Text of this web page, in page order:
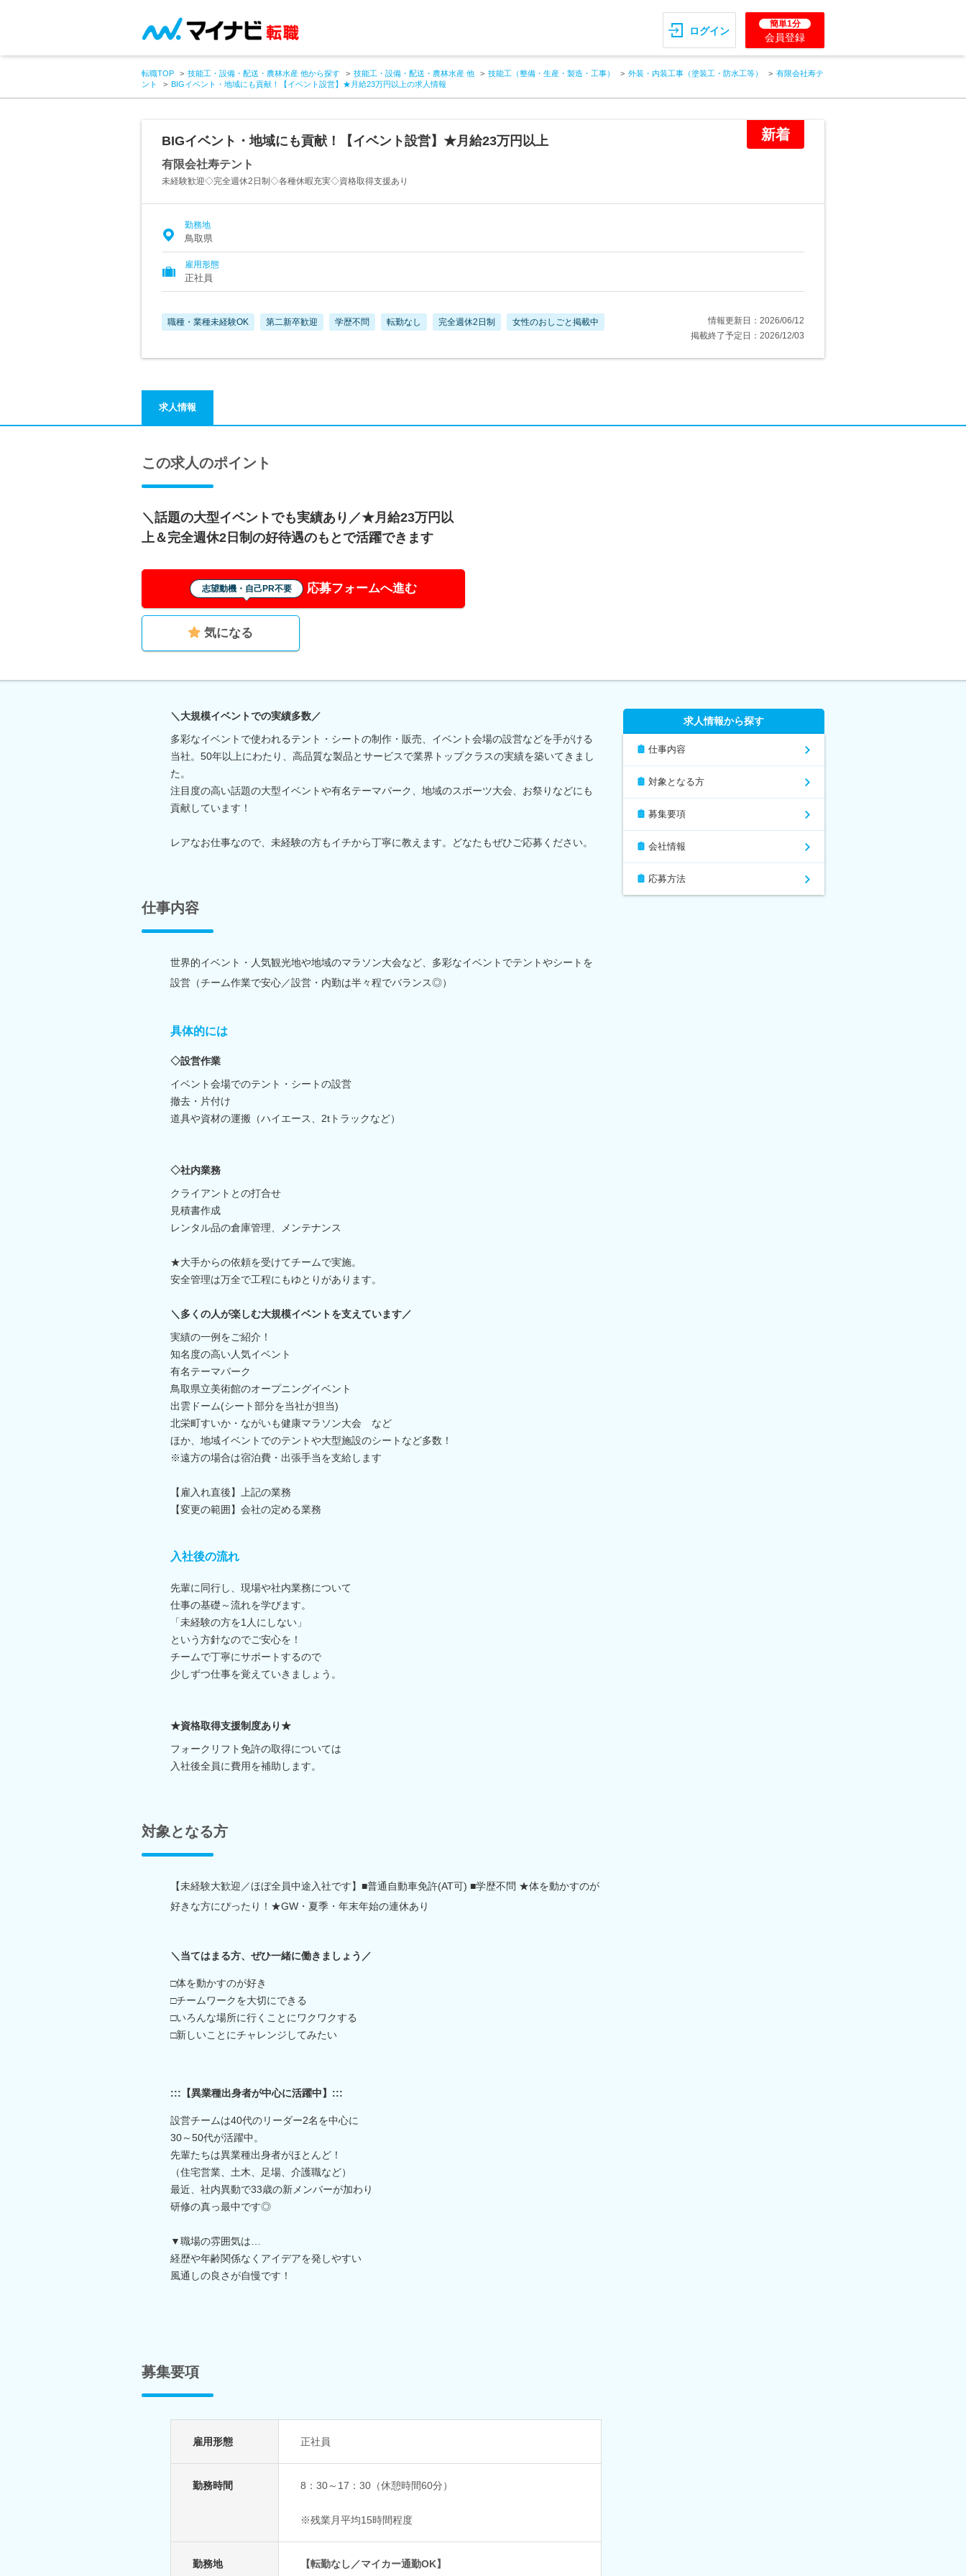
ログイン
簡単1分
会員登録
転職TOP 技能工・設備・配送・農林水産 他から探す 技能工・設備・配送・農林水産 他 技能工（整備・生産・製造・工事） 外装・内装工事（塗装工・防水工等）
有限会社寿テ
ント
BIGイベント・地域にも貢献！【イベント設営】★月給23万円以上の求人情報
新着
BIGイベント・地域にも貢献！【イベント設営】★月給23万円以上
有限会社寿テント
未経験歓迎◇完全週休2日制◇各種休暇充実◇資格取得支援あり
勤務地
鳥取県
雇用形態
正社員
職種・業種未経験OK 第二新卒歓迎 学歴不問 転勤なし 完全週休2日制 女性のおしごと掲載中
情報更新日：2026/06/12
掲載終了予定日：2026/12/03
求人情報
この求人のポイント
＼話題の大型イベントでも実績あり／★月給23万円以
上＆完全週休2日制の好待遇のもとで活躍できます
志望動機・自己PR不要 応募フォームへ進む
気になる
＼大規模イベントでの実績多数／
多彩なイベントで使われるテント・シートの制作・販売、イベント会場の設営などを手がける
当社。50年以上にわたり、高品質な製品とサービスで業界トップクラスの実績を築いてきまし
た。
注目度の高い話題の大型イベントや有名テーマパーク、地域のスポーツ大会、お祭りなどにも
貢献しています！
レアなお仕事なので、未経験の方もイチから丁寧に教えます。どなたもぜひご応募ください。
仕事内容
世界的イベント・人気観光地や地域のマラソン大会など、多彩なイベントでテントやシートを
設営（チーム作業で安心／設営・内勤は半々程でバランス◎）
具体的には
◇設営作業
イベント会場でのテント・シートの設営
撤去・片付け
道具や資材の運搬（ハイエース、2tトラックなど）
◇社内業務
クライアントとの打合せ
見積書作成
レンタル品の倉庫管理、メンテナンス
★大手からの依頼を受けてチームで実施。
安全管理は万全で工程にもゆとりがあります。
＼多くの人が楽しむ大規模イベントを支えています／
実績の一例をご紹介！
知名度の高い人気イベント
有名テーマパーク
鳥取県立美術館のオープニングイベント
出雲ドーム(シート部分を当社が担当)
北栄町すいか・ながいも健康マラソン大会 など
ほか、地域イベントでのテントや大型施設のシートなど多数！
※遠方の場合は宿泊費・出張手当を支給します
【雇入れ直後】上記の業務
【変更の範囲】会社の定める業務
入社後の流れ
先輩に同行し、現場や社内業務について
仕事の基礎～流れを学びます。
「未経験の方を1人にしない」
という方針なのでご安心を！
チームで丁寧にサポートするので
少しずつ仕事を覚えていきましょう。
★資格取得支援制度あり★
フォークリフト免許の取得については
入社後全員に費用を補助します。
対象となる方
【未経験大歓迎／ほぼ全員中途入社です】■普通自動車免許(AT可) ■学歴不問 ★体を動かすのが
好きな方にぴったり！★GW・夏季・年末年始の連休あり
＼当てはまる方、ぜひ一緒に働きましょう／
□体を動かすのが好き
□チームワークを大切にできる
□いろんな場所に行くことにワクワクする
□新しいことにチャレンジしてみたい
:::【異業種出身者が中心に活躍中】:::
設営チームは40代のリーダー2名を中心に
30～50代が活躍中。
先輩たちは異業種出身者がほとんど！
（住宅営業、土木、足場、介護職など）
最近、社内異動で33歳の新メンバーが加わり
研修の真っ最中です◎
▼職場の雰囲気は…
経歴や年齢関係なくアイデアを発しやすい
風通しの良さが自慢です！
募集要項
雇用形態 正社員
勤務時間 8：30～17：30（休憩時間60分）
※残業月平均15時間程度
勤務地
【転勤なし／マイカー通勤OK】
求人情報から探す
仕事内容
対象となる方
募集要項
会社情報
応募方法